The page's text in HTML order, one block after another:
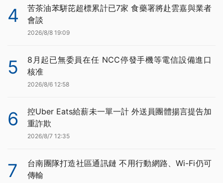
4
苦茶油苯駢芘超標累計已7家 食藥署將赴雲嘉與業者
會談
2026/8/8 19:09
5
8月起已無委員在任 NCC停發手機等電信設備進口
核准
2026/8/6 12:58
6
控Uber Eats給薪未一單一計 外送員團體揚言提告加
重詐欺
2026/8/7 12:35
7
台南團隊打造社區通訊鏈 不用行動網路、Wi-Fi仍可
傳輸